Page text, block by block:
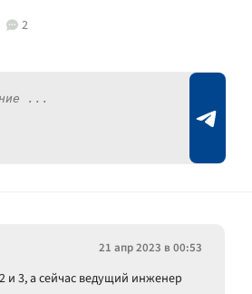
2
21 апр 2023 в 00:53
и 3, а сейчас ведущий инженер